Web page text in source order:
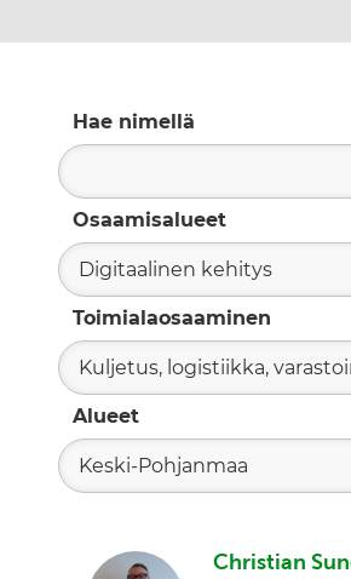
Hae nimellä
Osaamisalueet
Digitaalinen kehitys
Toimialaosaaminen
Kuljetus, logistiikka,
Alueet
Keski-Pohjanmaa
Christian